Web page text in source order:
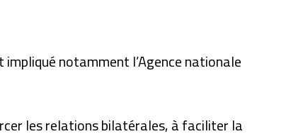
notamment l’Agence nationale
les relations bilatérales, à faciliter la